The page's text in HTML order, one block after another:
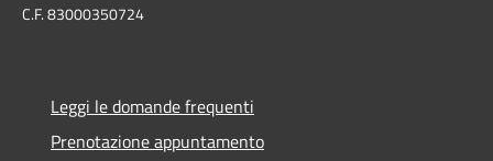
C.F. 83000350724
Leggi le domande frequenti
Prenotazione appuntamento